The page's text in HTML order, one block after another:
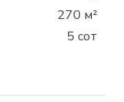
270 м²
5 сот